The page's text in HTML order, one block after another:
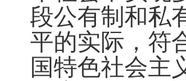
段公有制和私
平的实际，符
国特色社会主